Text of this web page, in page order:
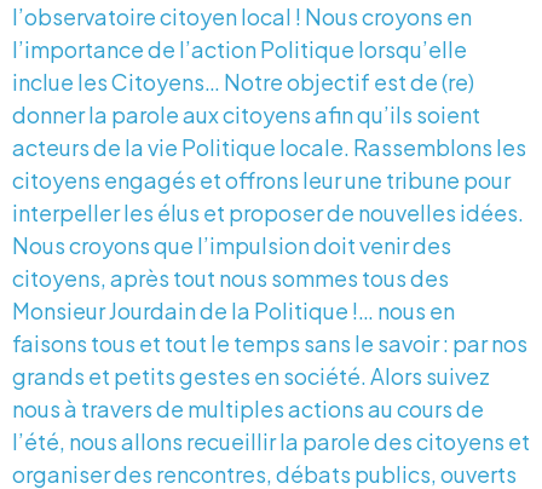
l’observatoire citoyen local ! Nous croyons en
l’importance de l’action Politique lorsqu’elle
inclue les Citoyens… Notre objectif est de (re)
donner la parole aux citoyens afin qu’ils soient
acteurs de la vie Politique locale. Rassemblons les
citoyens engagés et offrons leur une tribune pour
interpeller les élus et proposer de nouvelles idées.
Nous croyons que l’impulsion doit venir des
citoyens, après tout nous sommes tous des
Monsieur Jourdain de la Politique !… nous en
faisons tous et tout le temps sans le savoir : par nos
grands et petits gestes en société. Alors suivez
nous à travers de multiples actions au cours de
l’été, nous allons recueillir la parole des citoyens et
organiser des rencontres, débats publics, ouverts